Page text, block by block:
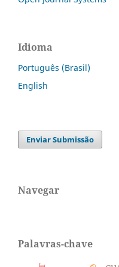
Idioma
Português (Brasil)
English
Enviar Submissão
Navegar
Palavras-chave